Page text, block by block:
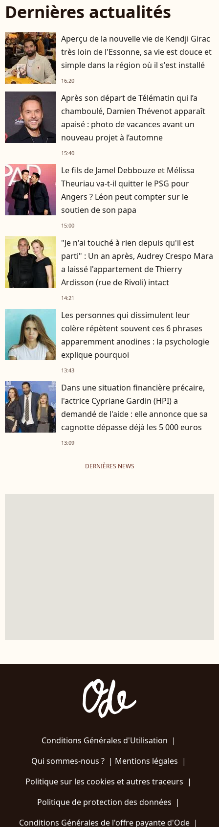
Dernières actualités
Aperçu de la nouvelle vie de Kendji Girac
très loin de l'Essonne, sa vie est douce et
simple dans la région où il s'est installé
16:20
Après son départ de Télématin qui l’a
chamboulé, Damien Thévenot apparaît
apaisé : photo de vacances avant un
nouveau projet à l’automne
15:40
Le fils de Jamel Debbouze et Mélissa
Theuriau va-t-il quitter le PSG pour
Angers ? Léon peut compter sur le
soutien de son papa
15:00
"Je n'ai touché à rien depuis qu'il est
parti" : Un an après, Audrey Crespo Mara
a laissé l'appartement de Thierry
Ardisson (rue de Rivoli) intact
14:21
Les personnes qui dissimulent leur
colère répètent souvent ces 6 phrases
apparemment anodines : la psychologie
explique pourquoi
13:43
Dans une situation financière précaire,
l'actrice Cypriane Gardin (HPI) a
demandé de l'aide : elle annonce que sa
cagnotte dépasse déjà les 5 000 euros
13:09
DERNIÈRES NEWS
Conditions Générales d'Utilisation |
Qui sommes-nous ?| Mentions légales |
Politique sur les cookies et autres traceurs |
Politique de protection des données |
Conditions Générales de l'offre payante d'Ode |